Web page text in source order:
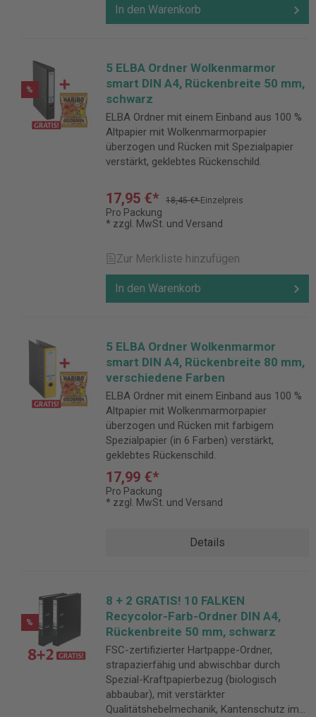
In den Warenkorb
%
5 ELBA Ordner Wolkenmarmor
smart DIN A4, Rückenbreite 50 mm,
schwarz
ELBA Ordner mit einem Einband aus 100 %
Altpapier mit Wolkenmarmorpapier
überzogen und Rücken mit Spezialpapier
verstärkt, geklebtes Rückenschild.
17,95 €* 18,45 €*Einzelpreis
Pro Packung
* zzgl. MwSt. und Versand
Zur Merkliste hinzufügen
In den Warenkorb
5 ELBA Ordner Wolkenmarmor
smart DIN A4, Rückenbreite 80 mm,
verschiedene Farben
ELBA Ordner mit einem Einband aus 100 %
Altpapier mit Wolkenmarmorpapier
überzogen und Rücken mit farbigem
Spezialpapier (in 6 Farben) verstärkt,
geklebtes Rückenschild.
17,99 €*
Pro Packung
* zzgl. MwSt. und Versand
Details
%
8 + 2 GRATIS! 10 FALKEN
Recycolor-Farb-Ordner DIN A4,
Rückenbreite 50 mm, schwarz
FSC-zertifizierter Hartpappe-Ordner,
strapazierfähig und abwischbar durch
Spezial-Kraftpapierbezug (biologisch
abbaubar), mit verstärkter
Qualitätshebelmechanik, Kantenschutz im